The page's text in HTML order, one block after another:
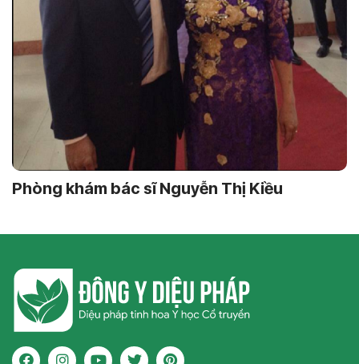
Phòng khám bác sĩ Nguyễn Thị Kiều